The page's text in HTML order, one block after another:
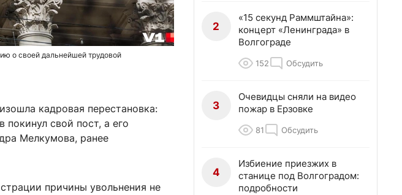
о своей дальнейшей трудовой
кадровая перестановка:
свой пост, а его
Мелкумова, ранее
причины увольнения не
2
«15 секунд Раммштайна»:
концерт «Ленинграда» в
Волгограде
152 Обсудить
3
Очевидцы сняли на видео
пожар в Ерзовке
81 Обсудить
4
Избиение приезжих в
станице под Волгоградом:
подробности